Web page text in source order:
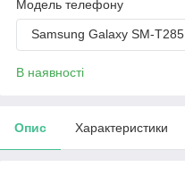
Модель телефону
Samsung Galaxy SM-T285
В наявності
Опис Характеристики